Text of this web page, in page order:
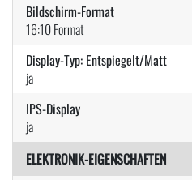
Bildschirm-Format
16:10 Format
Display-Typ: Entspiegelt/Matt
ja
IPS-Display
ja
ELEKTRONIK-EIGENSCHAFTEN